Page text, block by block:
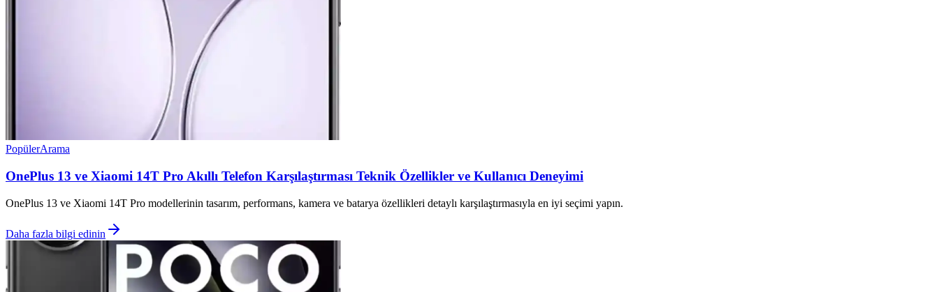
PopülerArama
OnePlus 13 ve Xiaomi 14T Pro Akıllı Telefon Karşılaştırması Teknik Özellikler ve Kullanıcı Deneyimi
OnePlus 13 ve Xiaomi 14T Pro modellerinin tasarım, performans, kamera ve batarya özellikleri detaylı karşılaştırmasıyla en iyi seçimi yapın.
Daha fazla bilgi edinin